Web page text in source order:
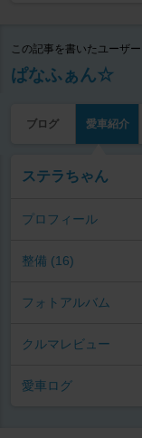
この記事を書いたユーザー
ぱなふぁん☆
ブログ 愛車紹介
ステラちゃん
プロフィール
整備 (16)
フォトアルバム
クルマレビュー
愛車ログ